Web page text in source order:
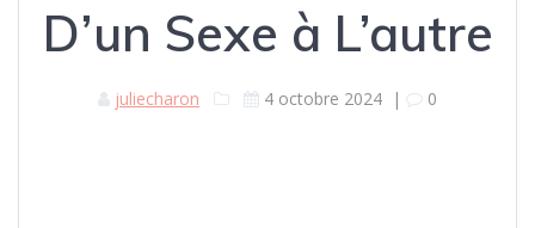
D’un Sexe à L’autre
juliecharon 4 octobre 2024 | 0